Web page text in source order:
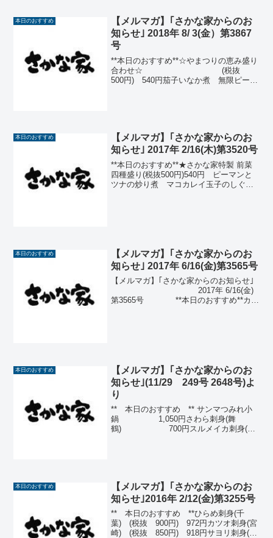
本日のおすすめ
【メルマガ】｢さかな家からのお
知らせ｣ 2018年 8/ 3(金）第3867
号
**本日のおすすめ**☆やまつりの恵み盛り
合わせ☆ (税抜
500円) 540円茄子いなか煮 無限ピーマ
本日のおすすめ
【メルマガ】｢さかな家からのお
知らせ｣ 2017年 2/16(木)第3520号
**本日のおすすめ**★さかな家特製 前菜
四種盛り(税抜500円)540円 ピーマンと
ツナの炒り煮 マコカレイ玉子のしぐれ
本日のおすすめ
【メルマガ】｢さかな家からのお
知らせ｣ 2017年 6/16(金)第3565号
【メルマガ】｢さかな家からのお知らせ｣
2017年 6/16(金)
第3565号 **本日のおすすめ**カツ
本日のおすすめ
【メルマガ】｢さかな家からのお
知らせ｣(11/29 249号 2648号)よ
り
** 本日のおすすめ ** サンマつみれ小
鍋 1,050円さわら刺身(舞
鶴) 700円スルメイカ刺身(青
本日のおすすめ
【メルマガ】｢さかな家からのお
知らせ｣2016年 2/12(金)第3255号
** 本日のおすすめ **ひらめ刺身(千
葉) (税抜 900円) 972円カツオ刺身(宮
崎) (税抜 850円) 918円サヨリ刺身(久